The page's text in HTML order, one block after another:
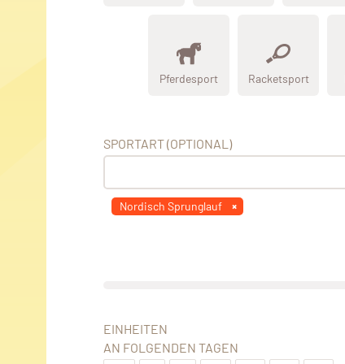
Pferdesport Racketsport
SPORTART (OPTIONAL)
Nordisch Sprunglauf
EINHEITEN
AN FOLGENDEN TAGEN